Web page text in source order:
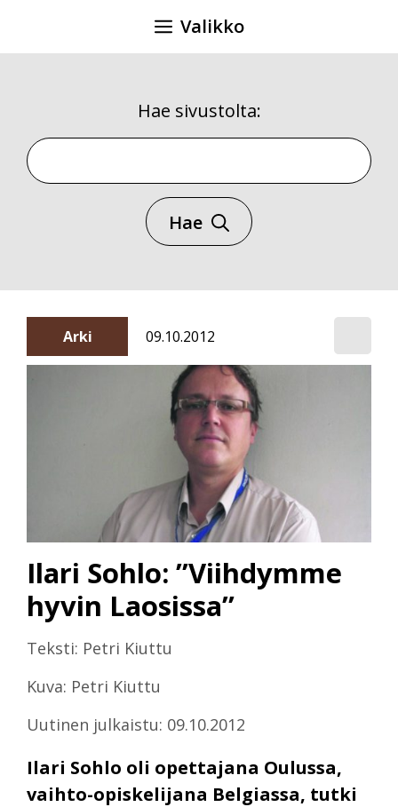
Valikko
Hae sivustolta:
Hae sivustolta
Hae
Arki 09.10.2012
Ilari Sohlo: ”Viihdymme
hyvin Laosissa”
Teksti: Petri Kiuttu
Kuva: Petri Kiuttu
Uutinen julkaistu: 09.10.2012
Ilari Sohlo oli opettajana Oulussa,
vaihto-opiskelijana Belgiassa, tutki